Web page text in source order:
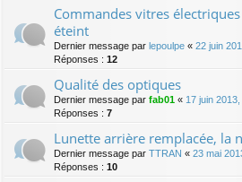
Commandes vitres
éteint
Dernier message par lepoulpe « 22 juin
Réponses : 12
Qualité des optiques
Dernier message par fab01 « 17 juin
Réponses : 7
Lunette arrière remplacée, la
Dernier message par TTRAN « 23 mai
Réponses : 10